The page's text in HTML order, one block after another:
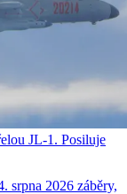
JL-1. Posiluje
srpna 2026 záběry,